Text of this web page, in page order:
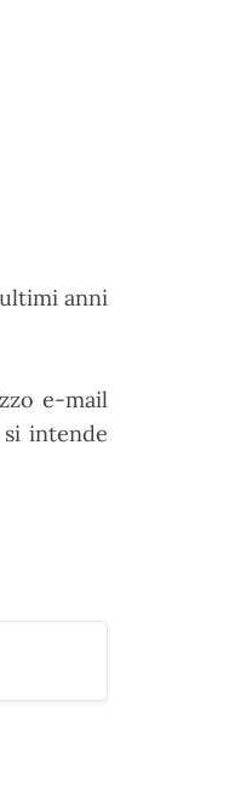
ultimi anni
e-mail
intende